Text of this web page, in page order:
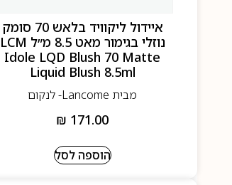
איידול ליקוויד בלאש 70 סומק
נוזלי בגימור מאט 8.5 מ״ל LCM
Idole LQD Blush 70 Matte
Liquid Blush 8.5ml
מבית Lancome- לנקום
₪ 171.00
הוספה לסל